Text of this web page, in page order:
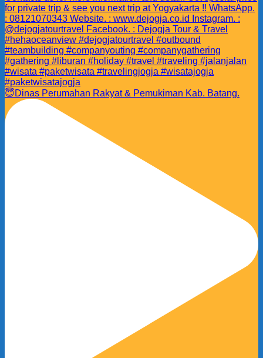
😇Dinas Perumahan Rakyat & Pemukiman Kab. Batang.